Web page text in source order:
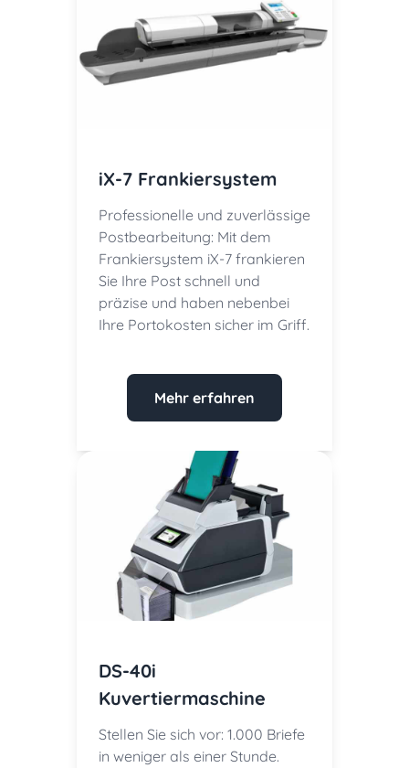
iX-7 Frankiersystem
Professionelle und zuverlässige
Postbearbeitung: Mit dem
Frankiersystem iX-7 frankieren
Sie Ihre Post schnell und
präzise und haben nebenbei
Ihre Portokosten sicher im Griff.
Mehr erfahren
DS-40i
Kuvertiermaschine
Stellen Sie sich vor: 1.000 Briefe
in weniger als einer Stunde.